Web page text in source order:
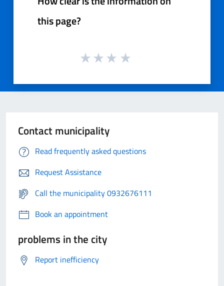
this page?
Contact municipality
Read frequently asked questions
Request Assistance
Call the municipality 0932676111
Book an appointment
problems in the city
Report inefficiency